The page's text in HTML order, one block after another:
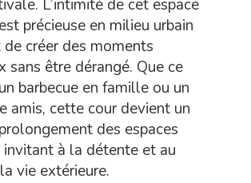
L’intimité de cet espace
précieuse en milieu urbain
créer des moments
sans être dérangé. Que ce
barbecue en famille ou un
amis, cette cour devient un
des espaces
invitant à la détente et au
vie extérieure.